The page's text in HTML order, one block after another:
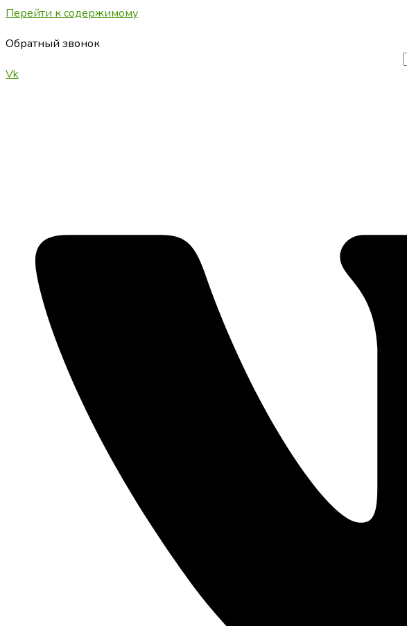
Перейти к содержимому
Обратный звонок
Vk